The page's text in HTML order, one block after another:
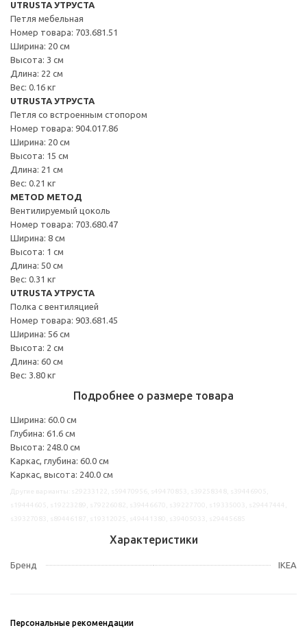
UTRUSTA УТРУСТА
Петля мебельная
Номер товара: 703.681.51
Ширина: 20 см
Высота: 3 см
Длина: 22 см
Вес: 0.16 кг
UTRUSTA УТРУСТА
Петля со встроенным стопором
Номер товара: 904.017.86
Ширина: 20 см
Высота: 15 см
Длина: 21 см
Вес: 0.21 кг
METOD МЕТОД
Вентилируемый цоколь
Номер товара: 703.680.47
Ширина: 8 см
Высота: 1 см
Длина: 50 см
Вес: 0.31 кг
UTRUSTA УТРУСТА
Полка с вентиляцией
Номер товара: 903.681.45
Ширина: 56 см
Высота: 2 см
Длина: 60 см
Вес: 3.80 кг
Подробнее о размере товара
Ширина: 60.0 см
Глубина: 61.6 см
Высота: 248.0 см
Каркас, глубина: 60.0 см
Каркас, высота: 240.0 см
Характеристики
Бренд IKEA
Персональные рекомендации